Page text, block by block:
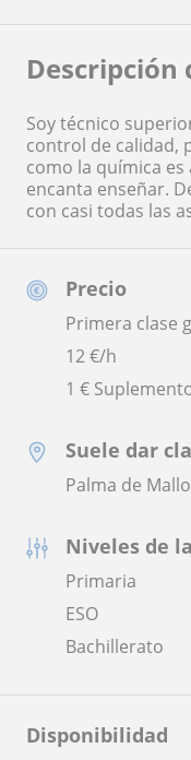
Precio
Primera clase
12€/h
1 €
Suele dar
Palma de
Niveles de
Primaria
ESO
Bachillerato
Disponibilidad
Descripción
Soy técnico
control de calidad,
como la química es
encanta enseñar.
con casi todas las